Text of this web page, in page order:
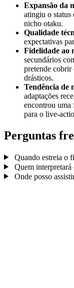
Expansão da
atingiu o status
nicho otaku.
Qualidade
expectativas
Fidelidade ao
secundários
pretende cobrir
drásticos.
Tendência de
adaptações
encontrou uma
para o live-
Perguntas
Quando estreia o
Quem
Onde posso